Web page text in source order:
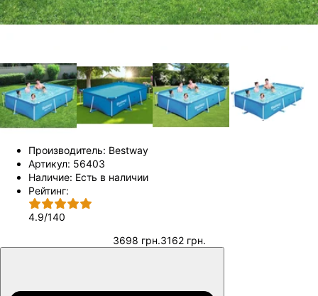
Производитель: Bestway
Артикул: 56403
Наличие: Есть в наличии
Рейтинг:
4.9/140
3698 грн.3162 грн.